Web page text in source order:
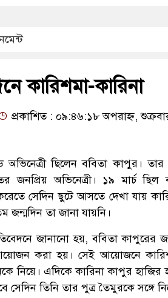
কারিশমা-কারিনা
প্রকাশিত : ০৯:৪৬:১৮ অপরাহ্ন,
ছিলেন ববিতা কাপুর। তার
জনপ্রিয় অভিনেত্রী। ১৯ মার্চ ছিল
সেদিন ছুটে আসতে দেখা যায়
তা জানা যায়নি।
জানানো হয়, ববিতা কাপুরের
করা হয়। সেই আয়োজনে
নিয়ে। এদিকে কারিনা কাপুর হাজির
সেদিন তিনি তার পুত্র তৈমুরকে সঙ্গে